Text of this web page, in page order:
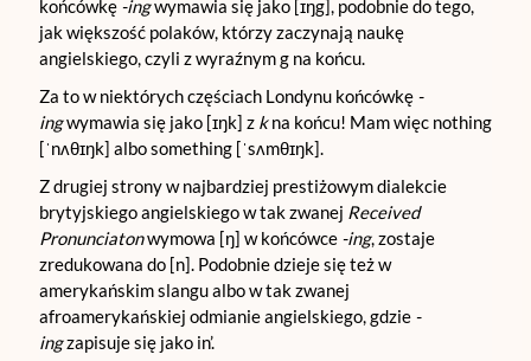
końcówkę -ingwymawia się jako [ɪŋg], podobnie do tego,
jak większość polaków, którzy zaczynają naukę
angielskiego, czyli z wyraźnym g na końcu.
Za to w niektórych częściach Londynu końcówkę -
ingwymawia się jako [ɪŋk] z kna końcu! Mam więc nothing
[ˈnʌθɪŋk] albo something [ˈsʌmθɪŋk].
Z drugiej strony w najbardziej prestiżowym dialekcie
brytyjskiego angielskiego w tak zwanej Received
Pronunciatonwymowa [ŋ] w końcówce -ing, zostaje
zredukowana do [n]. Podobnie dzieje się też w
amerykańskim slangu albo w tak zwanej
afroamerykańskiej odmianie angielskiego, gdzie -
ingzapisuje się jako in’.